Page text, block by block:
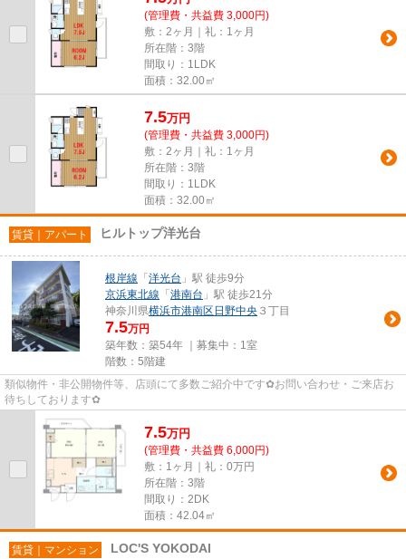
(管理費・共益費 3,000円)
敷：2ヶ月｜礼：1ヶ月
所在階：3階
間取り：1LDK
面積：32.00㎡
7.5万円
(管理費・共益費 3,000円)
敷：2ヶ月｜礼：1ヶ月
所在階：3階
間取り：1LDK
面積：32.00㎡
賃貸｜アパート ヒルトップ洋光台
根岸線 「 洋光台 」駅 徒歩9分
京浜東北線 「 港南台 」駅 徒歩21分
神奈川県横浜市港南区 日野中央 ３丁目
7.5万円
築年数：築54年 ｜募集中： 1室
階数：5階建
類似物件・非公開物件等、店頭にて多数ご紹介中です✿お問い合わせ・ご来店お
待ちしております✿
7.5万円
(管理費・共益費 6,000円)
敷：1ヶ月｜礼：0万円
所在階：3階
間取り：2DK
面積：42.04㎡
賃貸｜マンション LOC'S YOKODAI